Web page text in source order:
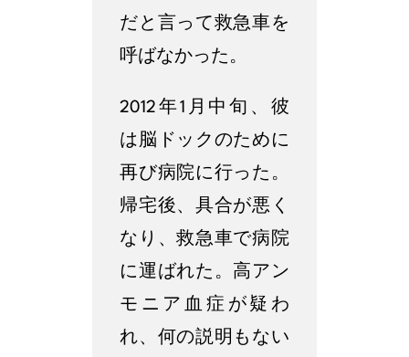
だと言って救急車を
呼ばなかった。
2012年1月中旬、彼
は脳ドックのために
再び病院に行った。
帰宅後、具合が悪く
なり、救急車で病院
に運ばれた。高アン
モニア血症が疑わ
れ、何の説明もない